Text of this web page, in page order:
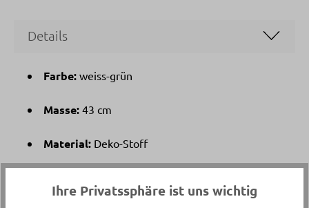
Details
Farbe: weiss-grün
Masse: 43 cm
Material: Deko-Stoff
Ihre Privatssphäre ist uns wichtig